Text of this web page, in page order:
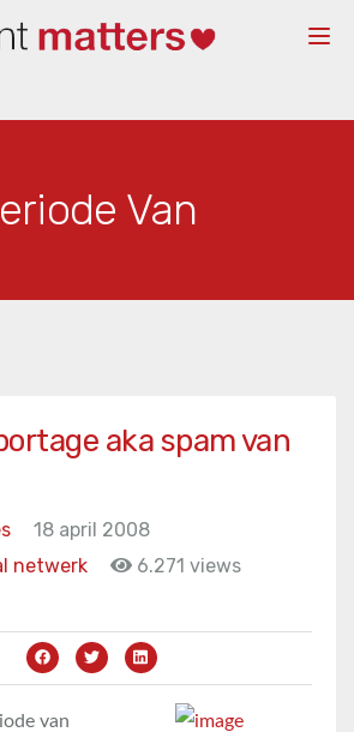
Van
aka spam van
18 april 2008
netwerk
6.271 views
van